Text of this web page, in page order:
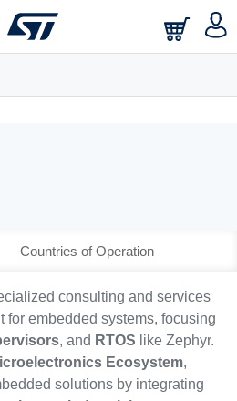
saved searches.
English
Countries of Operation
consulting and services
for embedded systems, focusing
, and RTOS like Zephyr.
Ecosystem,
solutions by integrating